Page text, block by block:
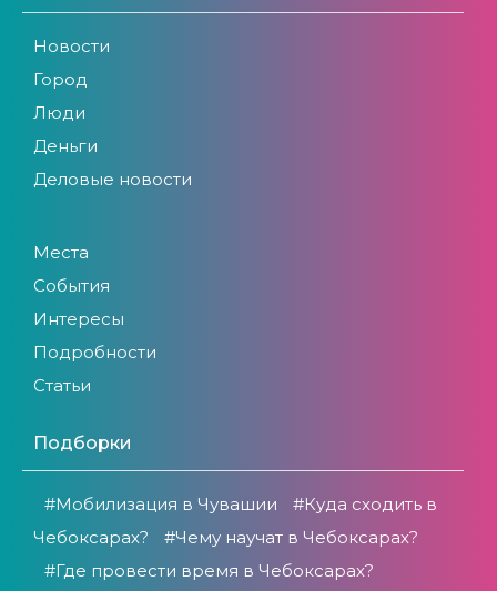
Новости
Город
Люди
Деньги
Деловые новости
Места
События
Интересы
Подробности
Статьи
Подборки
#Мобилизация в Чувашии
#Куда сходить в
Чебоксарах?
#Чему научат в Чебоксарах?
#Где провести время в Чебоксарах?